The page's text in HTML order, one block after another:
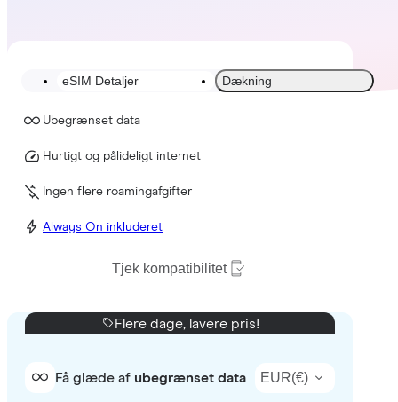
eSIM Detaljer Dækning
Ubegrænset data
Hurtigt og pålideligt internet
Ingen flere roamingafgifter
Always On inkluderet
Tjek kompatibilitet
Flere dage, lavere pris!
Få glæde af ubegrænset data EUR(€)